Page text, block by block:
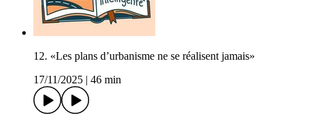
12. «Les plans d’urbanisme ne se réalisent jamais»
17/11/2025
46 min